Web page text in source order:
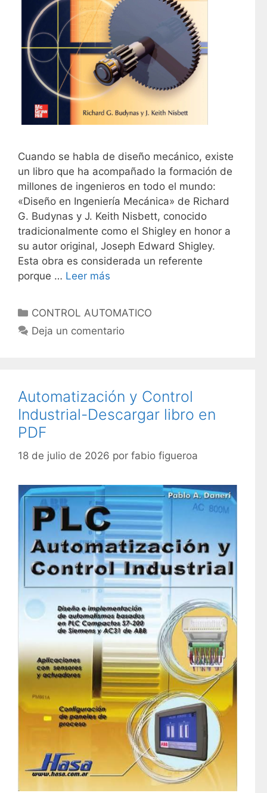
Cuando se habla de diseño mecánico, existe
un libro que ha acompañado la formación de
millones de ingenieros en todo el mundo:
«Diseño en Ingeniería Mecánica» de Richard
G. Budynas y J. Keith Nisbett, conocido
tradicionalmente como el Shigley en honor a
su autor original, Joseph Edward Shigley.
Esta obra es considerada un referente
porque … Leer más
C
a
r
í
a
CONTROL AUTOMATICO
Deja un comentario
Automatización y Control
Industrial-Descargar libro en
PDF
18 de julio de 2026 por fabio figueroa